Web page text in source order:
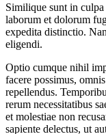
Similique sunt in
laborum et dolorum
expedita distinctio.
eligendi.
Optio cumque nihil
facere possimus,
repellendus.
rerum necessitatibus
et molestiae non
sapiente delectus, ut